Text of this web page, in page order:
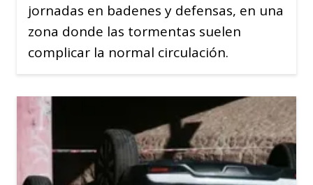
jornadas en badenes y defensas, en una
zona donde las tormentas suelen
complicar la normal circulación.